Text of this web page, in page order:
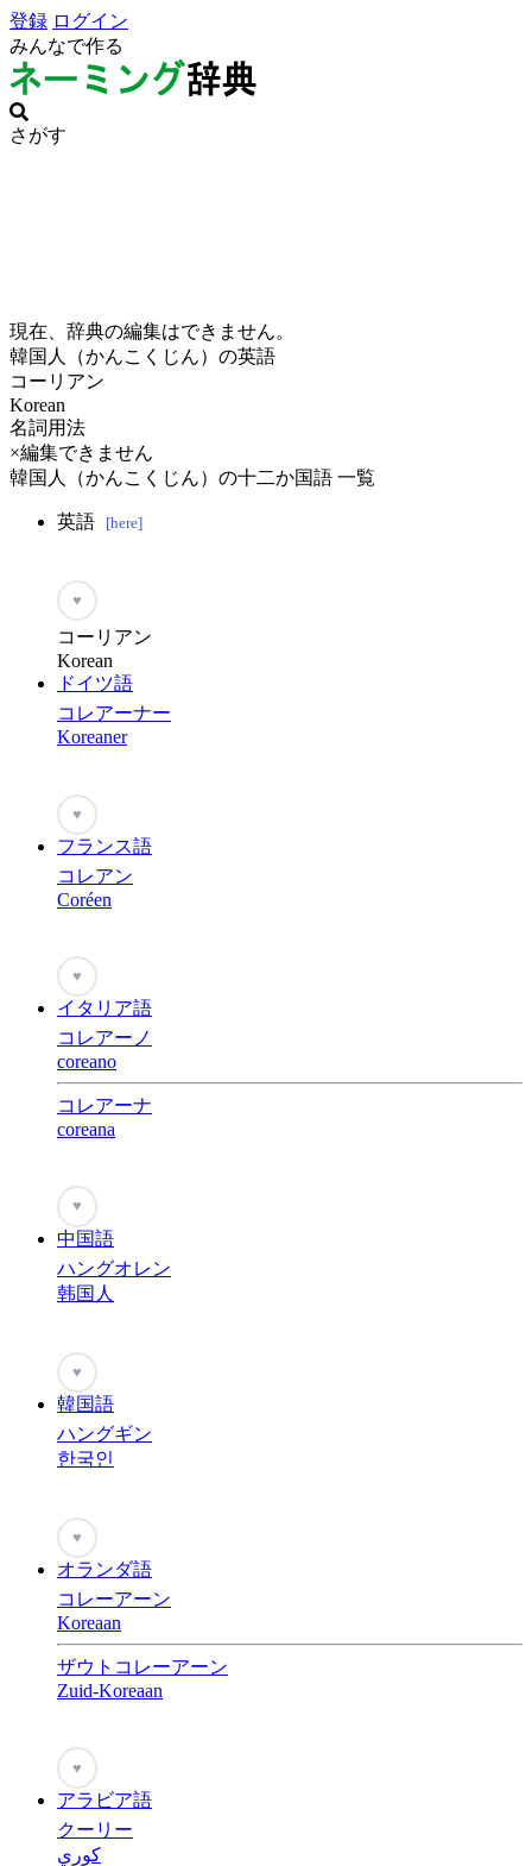
登録 ログイン
みんなで作る
さがす
現在、辞典の編集はできません。
韓国人（かんこくじん）の英語
コーリアン
Korean
名詞用法
×編集できません
韓国人（かんこくじん）の十二か国語 一覧
英語 [here]
♥
コーリアン
Korean
ドイツ語
コレアーナー
Koreaner
♥
フランス語
コレアン
Coréen
♥
イタリア語
コレアーノ
coreano
コレアーナ
coreana
♥
中国語
ハングオレン
韩国人
♥
韓国語
ハングギン
한국인
♥
オランダ語
コレーアーン
Koreaan
ザウトコレーアーン
Zuid-Koreaan
♥
アラビア語
クーリー
كوري